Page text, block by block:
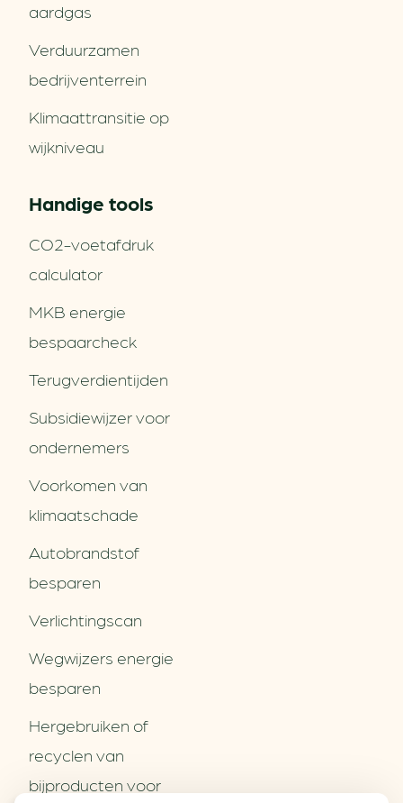
Partners
Contact
aardgas
Verduurzamen
bedrijventerrein
Klimaattransitie op
wijkniveau
Handige tools
CO2-voetafdruk
calculator
MKB energie
bespaarcheck
Terugverdien­tijden
Subsidiewijzer voor
ondernemers
Voorkomen van
klimaatschade
Autobrandstof
besparen
Verlichtingscan
Wegwijzers energie
besparen
Hergebruiken of
recyclen van
bijproducten voor